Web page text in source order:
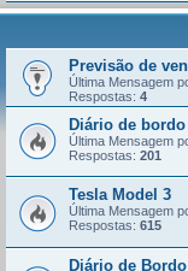
Previsão de
Última Mensagem
Respostas: 4
Diário de
Última Mensagem
Respostas: 201
Tesla Model 3
Última Mensagem
Respostas: 615
Diário de